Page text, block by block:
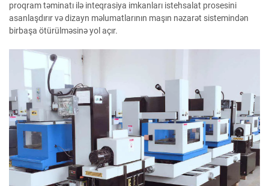
proqram təminatı ilə inteqrasiya imkanları istehsalat prosesini
asanlaşdırır və dizayn məlumatlarının maşın nəzarət sistemindən
birbaşa ötürülməsinə yol açır.